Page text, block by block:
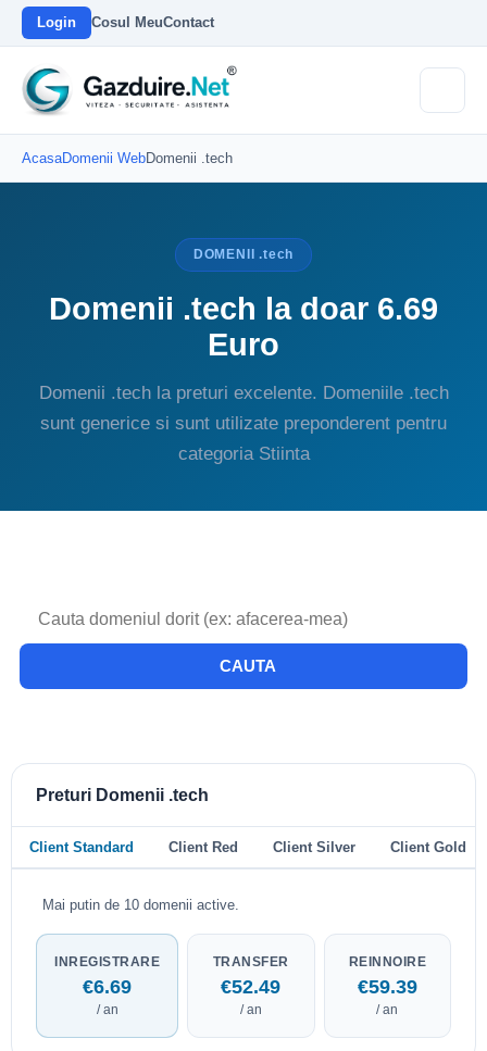
Login Cosul MeuContact
AcasaDomenii WebDomenii .tech
DOMENII .tech
Domenii .tech la doar 6.69
Euro
Domenii .tech la preturi excelente. Domeniile .tech
sunt generice si sunt utilizate preponderent pentru
categoria Stiinta
CAUTA
Preturi Domenii .tech
Client Standard Client Red Client Silver Client Gold
Mai putin de 10 domenii active.
INREGISTRARE
€6.69
/ an
TRANSFER
€52.49
/ an
REINNOIRE
€59.39
/ an